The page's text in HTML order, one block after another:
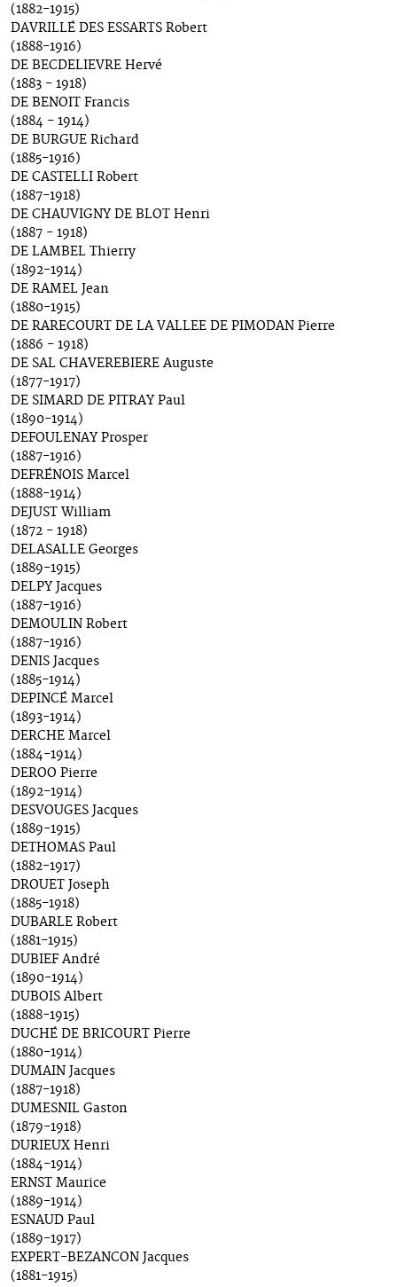
(1882-1915)
DAVRILLÉ DES ESSARTS Robert
(1888-1916)
DE BECDELIEVRE Hervé
(1883 - 1918)
DE BENOIT Francis
(1884 - 1914)
DE BURGUE Richard
(1885-1916)
DE CASTELLI Robert
(1887-1918)
DE CHAUVIGNY DE BLOT Henri
(1887 - 1918)
DE LAMBEL Thierry
(1892-1914)
DE RAMEL Jean
(1880-1915)
DE RARECOURT DE LA VALLEE DE PIMODAN Pierre
(1886 - 1918)
DE SAL CHAVEREBIERE Auguste
(1877-1917)
DE SIMARD DE PITRAY Paul
(1890-1914)
DEFOULENAY Prosper
(1887-1916)
DEFRÉNOIS Marcel
(1888-1914)
DEJUST William
(1872 - 1918)
DELASALLE Georges
(1889-1915)
DELPY Jacques
(1887-1916)
DEMOULIN Robert
(1887-1916)
DENIS Jacques
(1885-1914)
DEPINCÉ Marcel
(1893-1914)
DERCHE Marcel
(1884-1914)
DEROO Pierre
(1892-1914)
DESVOUGES Jacques
(1889-1915)
DETHOMAS Paul
(1882-1917)
DROUET Joseph
(1885-1918)
DUBARLE Robert
(1881-1915)
DUBIEF André
(1890-1914)
DUBOIS Albert
(1888-1915)
DUCHÉ DE BRICOURT Pierre
(1880-1914)
DUMAIN Jacques
(1887-1918)
DUMESNIL Gaston
(1879-1918)
DURIEUX Henri
(1884-1914)
ERNST Maurice
(1889-1914)
ESNAUD Paul
(1889-1917)
EXPERT-BEZANCON Jacques
(1881-1915)